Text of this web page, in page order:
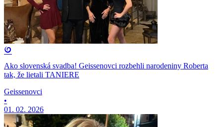
Ako slovenská svadba! Geissenovci rozbehli narodeniny Roberta
tak, že lietali TANIERE
Geissenovci
•
01. 02. 2026